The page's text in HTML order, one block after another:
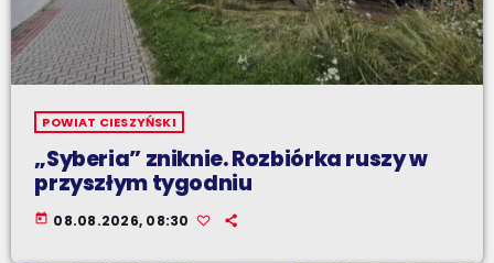
POWIAT CIESZYŃSKI
„Syberia” zniknie. Rozbiórka ruszy w
przyszłym tygodniu
today 08.08.2026, 08:30